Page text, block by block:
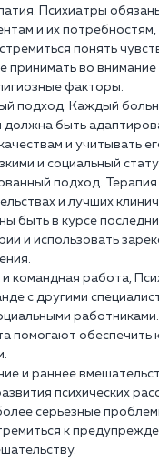
Психиатры
и их
понять
принимать во внимание
факторы.
подход. Каждый
должна быть
и учитывать
и социальный
подход. Терапия
и лучших
быть в курсе
и использовать
командная работа,
с другими
помогают обеспечить
и раннее
психических
серьезные
к